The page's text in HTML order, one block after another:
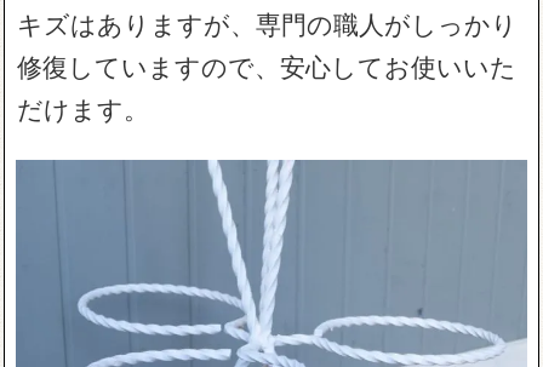
キズはありますが、専門の職人がしっかり
修復していますので、安心してお使いいた
だけます。